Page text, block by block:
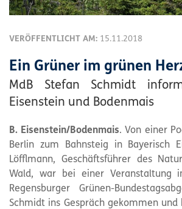
VERÖFFENTLICHT AM: 15.11.2018
Ein Grüner im grünen
MdB Stefan Schmidt
Eisenstein und Bodenmais
B. Eisenstein/Bodenmais. Von einer
Berlin zum Bahnsteig in Bayerisch
Löfflmann, Geschäftsführer des
Wald, war bei einer Veranstaltung
Regensburger Grünen-
Schmidt ins Gespräch gekommen